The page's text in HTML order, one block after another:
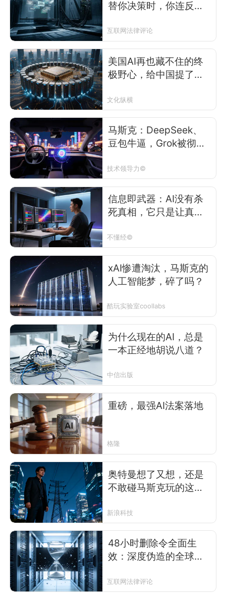
替你决策时，你连反对
互联网法律评论
美国AI再也藏不住的终
极野心，给中国提了一
文化纵横
马斯克：DeepSeek、
豆包牛逼，Grok被彻底
技术领导力©
信息即武器：AI没有杀
死真相，它只是让真相
不懂经©
xAI惨遭淘汰，马斯克的
人工智能梦，碎了吗？
酷玩实验室coollabs
为什么现在的AI，总是
一本正经地胡说八道？
中信出版
重磅，最强AI法案落地
格隆
奥特曼想了又想，还是
不敢碰马斯克玩的这条
新浪科技
48小时删除令全面生
效：深度伪造的全球围
互联网法律评论